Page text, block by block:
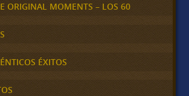
ORIGINAL MOMENTS – LOS 60
ÉXITOS